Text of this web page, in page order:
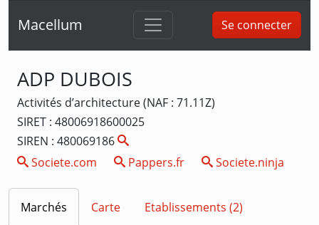
Macellum Se connecter
ADP DUBOIS
Activités d’architecture (NAF : 71.11Z)
SIRET : 48006918600025
SIREN : 480069186
Societe.com
Pappers.fr Societe.ninja
Marchés Carte Etablissements (2)